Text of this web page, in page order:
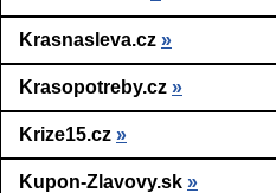
Krasnasleva.cz »
Krasopotreby.cz »
Krize15.cz »
Kupon-Zlavovy.sk »